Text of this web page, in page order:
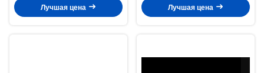
эмиссии EURO 4 |
Совместимость с бензином/
Лучшая цена
систем - 4 дюйма диаметра
Лучшая цена